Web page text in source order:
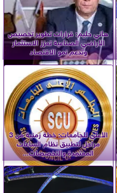
هاني حليم: قرارات تطوير تخصيص
الأراضي الصناعية تعزز الاستثمار
وتدعم نمو الاقتصاد
الأعلى للجامعات: خطة زمنية من 3
مراحل لتطبيق نظام الساعات
المعتمدة والتخصصات...